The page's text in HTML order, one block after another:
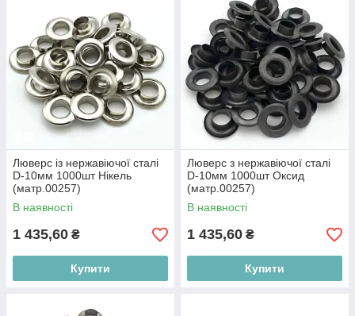
Люверс із нержавіючої сталі
D-10мм 1000шт Нікель
(матр.00257)
В наявності
1 435,60 ₴
Купити
Люверс з нержавіючої сталі
D-10мм 1000шт Оксид
(матр.00257)
В наявності
1 435,60 ₴
Купити